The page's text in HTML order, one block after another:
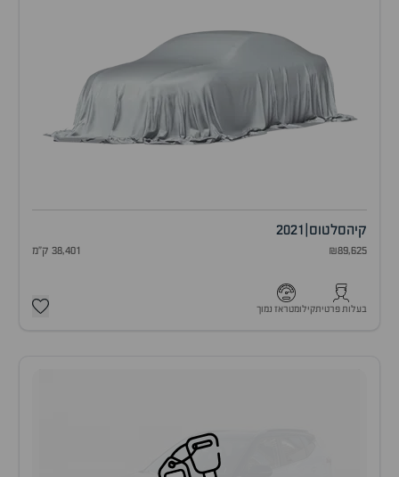
קיהסלטוס 2021
₪89,625 38,401 ק"מ
בעלות פרטיתקילומטראז נמוך